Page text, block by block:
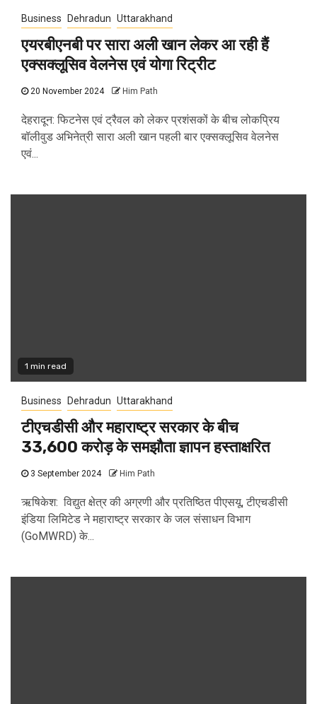
Business Dehradun Uttarakhand
एयरबीएनबी पर सारा अली खान लेकर आ रही हैं
एक्सक्लूसिव वेलनेस एवं योगा रिट्रीट
20 November 2024 Him Path
देहरादून: फिटनेस एवं ट्रैवल को लेकर प्रशंसकों के बीच लोकप्रिय
बॉलीवुड अभिनेत्री सारा अली खान पहली बार एक्सक्लूसिव वेलनेस
एवं...
1 min read
Business Dehradun Uttarakhand
टीएचडीसी और महाराष्ट्र सरकार के बीच
₹33,600 करोड़ के समझौता ज्ञापन हस्ताक्षरित
3 September 2024 Him Path
ऋषिकेश: विद्युत क्षेत्र की अग्रणी और प्रतिष्ठित पीएसयू, टीएचडीसी
इंडिया लिमिटेड ने महाराष्ट्र सरकार के जल संसाधन विभाग
(GoMWRD) के...